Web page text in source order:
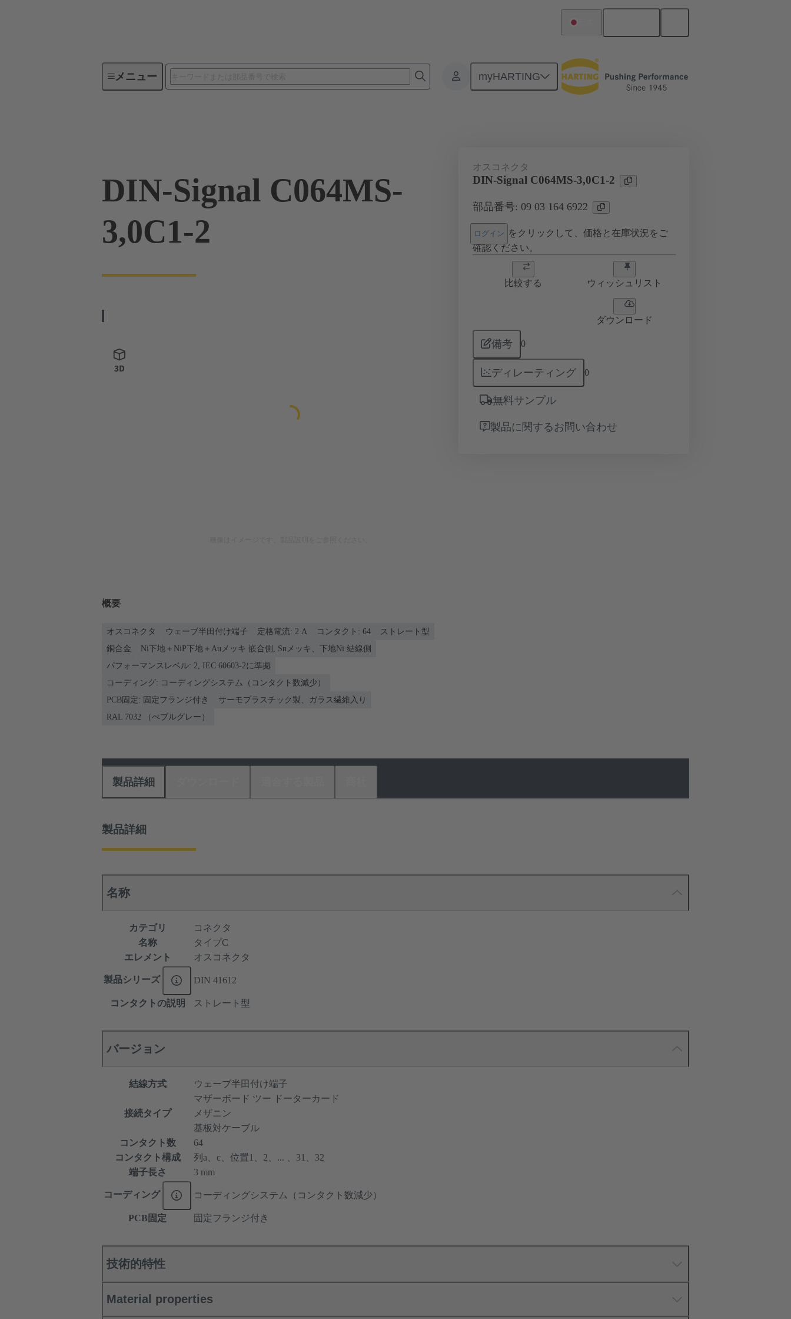
メニュー myHARTING
デバイスコネクティビティ マザーボード ツー ドーターカード接続
DIN-Signal C064MS-
3,0C1-2
オスコネクタ
DIN-Signal C064MS-3,0C1-2
部品番号: 09 03 164 6922
ログイン をクリックして、価格と在庫状況をご
確認ください。
比較する ウィッシュリスト
ダウンロード
備考 0
ディレーティング 0
無料サンプル
製品に関するお問い合わせ
概要
オスコネクタ ウェーブ半田付け端子 定格電流: ‌2 A コンタクト: 64
ストレート型
銅合金
Ni下地＋NiP下地＋Auメッキ 嵌合側, Snメッキ、下地Ni 結線側
パフォーマンスレベル: 2, IEC 60603-2に準拠
コーディング: コーディングシステム（コンタクト数減少）
PCB固定: 固定フランジ付き
サーモプラスチック製、ガラス繊維入り
RAL 7032 （ぺブルグレー）
製品詳細
製品詳細
名称
カテゴリ
コネクタ
名称
タイプC
エレメント
オスコネクタ
製品シリーズ DIN 41612
コンタクトの説明 ストレート型
バージョン
結線方式 ウェーブ半田付け端子
接続タイプ
マザーボード ツー ドーターカード
メザニン
基板対ケーブル
コンタクト数
64
コンタクト構成
列a、c、位置1、2、... 、31、32
端子長さ
3 mm
コーディング コーディングシステム（コンタクト数減少）
PCB固定 固定フランジ付き
技術的特性
Material properties